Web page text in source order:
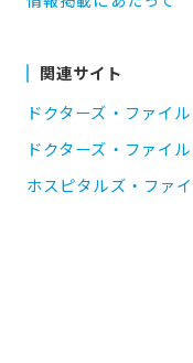
関連サイト
ドクターズ・ファイル
ドクターズ・ファイ
ホスピタルズ・ファ